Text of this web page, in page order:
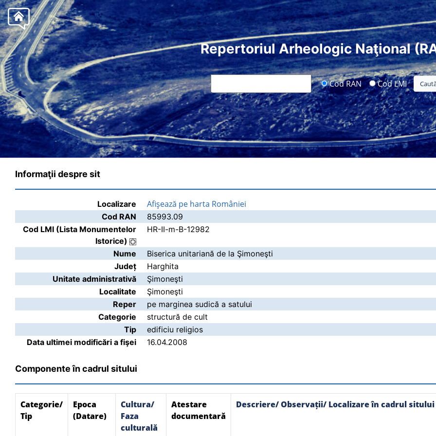
Repertoriul Arheologic Naţional
Cod RAN Cod LMI
Informaţii despre sit
Localizare Afişează pe harta României
Cod RAN
85993.09
Cod LMI (Lista Monumentelor
Istorice)
HR-II-m-B-12982
Nume
Biserica unitariană de la Şimoneşti
Județ
Harghita
Unitate administrativă
Şimoneşti
Localitate
Şimoneşti
Reper
pe marginea sudică a satului
Categorie
structură de cult
Tip
edificiu religios
Data ultimei modificări a fişei
16.04.2008
Componente în cadrul sitului
Categorie/
Tip
Epoca
(Datare)
Cultura/
Faza
culturală
Atestare
documentară
Descriere/ Observații/ Localizare în cadrul sitului